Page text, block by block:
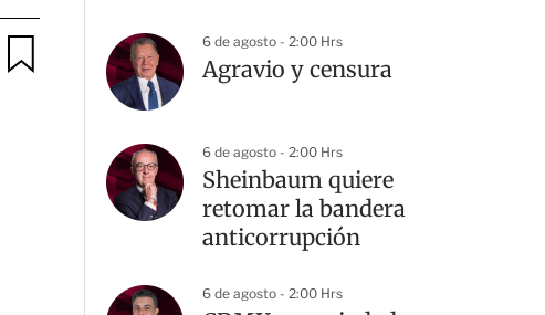
p
6 de agosto - 2:00 Hrs
Agravio y censura
6 de agosto - 2:00 Hrs
Sheinbaum quiere
retomar la bandera
anticorrupción
6 de agosto - 2:00 Hrs